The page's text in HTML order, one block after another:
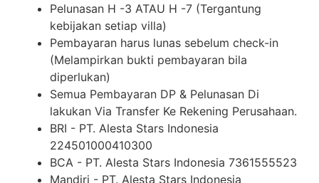
Pelunasan H -3 ATAU H -7 (Tergantung
kebijakan setiap villa)
Pembayaran harus lunas sebelum check-in
(Melampirkan bukti pembayaran bila
diperlukan)
Semua Pembayaran DP & Pelunasan Di
lakukan Via Transfer Ke Rekening Perusahaan.
BRI - PT. Alesta Stars Indonesia
224501000410300
BCA - PT. Alesta Stars Indonesia 7361555523
Mandiri - PT. Alesta Stars Indonesia